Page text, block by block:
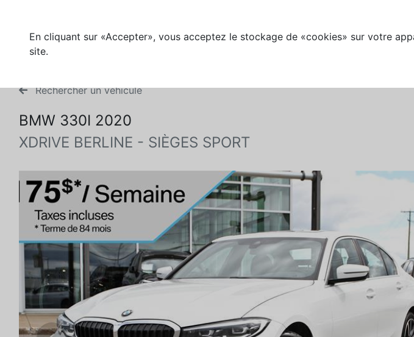
En cliquant sur «Accepter», vous acceptez le stockage de «cookies» sur votre
site.
Rechercher un véhicule
BMW 330I 2020
XDRIVE BERLINE - SIÈGES SPORT